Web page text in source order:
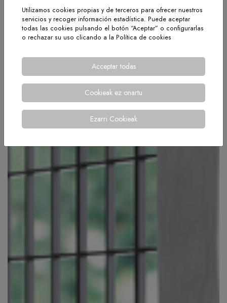
Utilizamos cookies propias y de terceros para ofrecer nuestros
servicios y recoger información estadística. Puede aceptar
todas las cookies pulsando el botón “Aceptar” o configurarlas
o rechazar su uso clicando a la Política de cookies
Acceptar todas
Cookieak ez onartu
Ezarri Cookieak